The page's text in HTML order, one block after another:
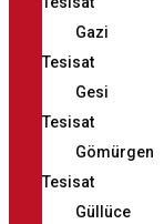
Gazi
Tesisat
Gesi
Tesisat
Gömürgen
Tesisat
Güllüce